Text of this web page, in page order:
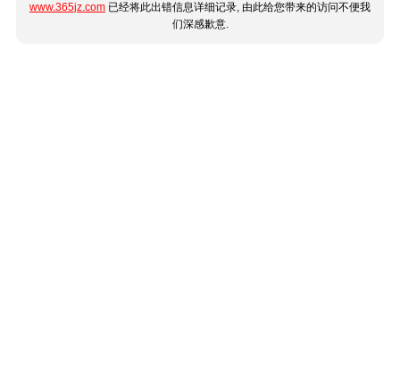
www.365jz.com 已经将此出错信息详细记录, 由此给您带来的访问不便我
们深感歉意.